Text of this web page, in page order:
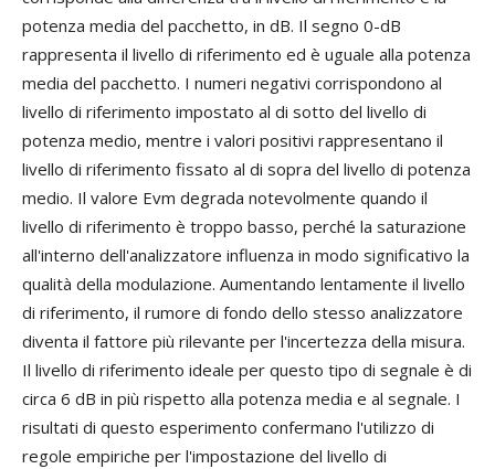
potenza media del pacchetto, in dB. Il segno 0-dB
rappresenta il livello di riferimento ed è uguale alla potenza
media del pacchetto. I numeri negativi corrispondono al
livello di riferimento impostato al di sotto del livello di
potenza medio, mentre i valori positivi rappresentano il
livello di riferimento fissato al di sopra del livello di potenza
medio. Il valore Evm degrada notevolmente quando il
livello di riferimento è troppo basso, perché la saturazione
all'interno dell'analizzatore influenza in modo significativo la
qualità della modulazione. Aumentando lentamente il livello
di riferimento, il rumore di fondo dello stesso analizzatore
diventa il fattore più rilevante per l'incertezza della misura.
Il livello di riferimento ideale per questo tipo di segnale è di
circa 6 dB in più rispetto alla potenza media e al segnale. I
risultati di questo esperimento confermano l'utilizzo di
regole empiriche per l'impostazione del livello di